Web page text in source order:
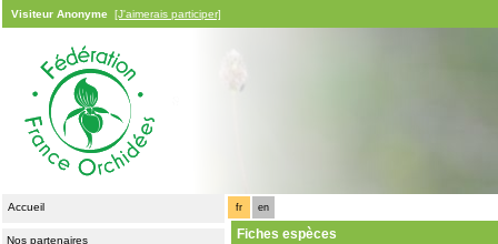
Visiteur Anonyme [J'aimerais participer]
Accueil
Nos partenaires
fr en
Fiches espèces